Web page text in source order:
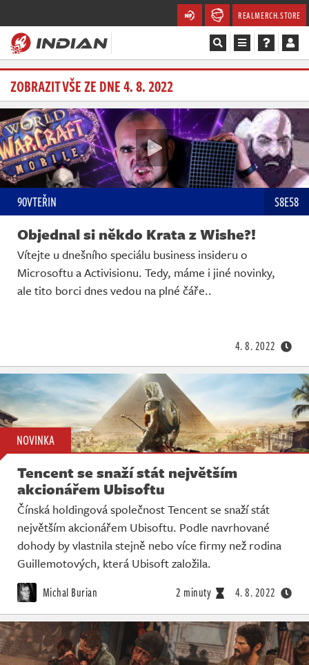
REALMERCH.STORE
Magazín
Recenze
Videa
Soutěže
Databáze
Komunita
Redakce
ZOBRAZIT VŠE ZE DNE 4. 8. 2022
90VTEŘIN S8E58
Objednal si někdo Krata z Wishe?!
Vítejte u dnešního speciálu business insideru o
Microsoftu a Activisionu. Tedy, máme i jiné novinky,
ale tito borci dnes vedou na plné čáře..
4. 8. 2022
NOVINKA
Tencent se snaží stát největším
akcionářem Ubisoftu
Čínská holdingová společnost Tencent se snaží stát
největším akcionářem Ubisoftu. Podle navrhované
dohody by vlastnila stejně nebo více firmy než rodina
Guillemotových, která Ubisoft založila.
Michal Burian 2 minuty 4. 8. 2022